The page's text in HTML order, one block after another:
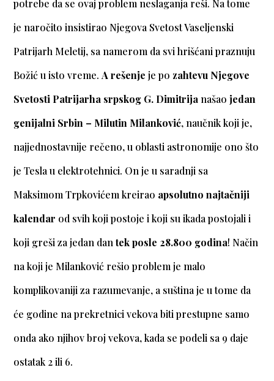
potrebe da se ovaj problem neslaganja reši. Na tome
je naročito insistirao Njegova Svetost Vaseljenski
Patrijarh Meletij, sa namerom da svi hrišćani praznuju
Božić u isto vreme.A rešenjeje po zahtevu Njegove
Svetosti Patrijarha srpskog G. Dimitrija našao jedan
genijalni Srbin – Milutin Milanković, naučnik koji je,
najjednostavnije rečeno, u oblasti astronomije ono što
je Tesla u elektrotehnici. On je u saradnji sa
Maksimom Trpkovićem kreirao apsolutno najtačniji
kalendar od svih koji postoje i koji su ikada postojali i
koji greši za jedan dantek posle 28.800 godina! Način
na koji je Milanković rešio problem je malo
komplikovaniji za razumevanje, a suština je u tome da
će godine na prekretnici vekova biti prestupne samo
onda ako njihov broj vekova, kada se podeli sa 9 daje
ostatak 2 ili 6.